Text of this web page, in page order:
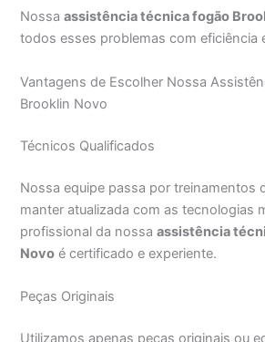
Nossaassistência técnica fogão
todos esses problemas com eficiência
Vantagens de Escolher Nossa
Brooklin Novo
Técnicos Qualificados
Nossa equipe passa por treinamentos
manter atualizada com as tecnologias
profissional da nossaassistência
Novo é certificado e experiente.
Peças Originais
Utilizamos apenas peças originais ou